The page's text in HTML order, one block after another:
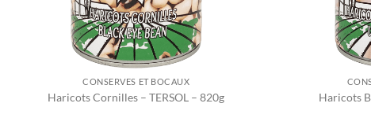
CONSERVES ET BOCAUX
Haricots Cornilles – TERSOL – 820g Haricots